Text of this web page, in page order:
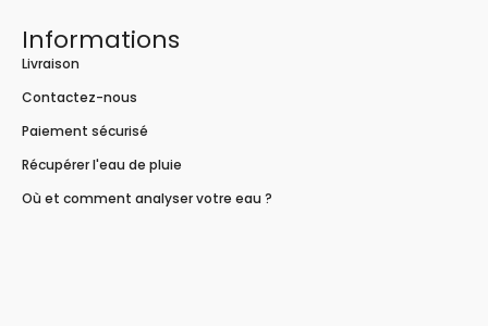
Informations
Livraison
Contactez-nous
Paiement sécurisé
Récupérer l'eau de pluie
Où et comment analyser votre eau ?